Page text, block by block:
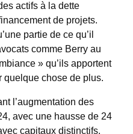
actifs à la dette
de projets.
partie de ce qu’il
comme Berry au
» qu’ils apportent
quelque chose de plus.
l’augmentation des
avec une hausse de 24
capitaux distinctifs.